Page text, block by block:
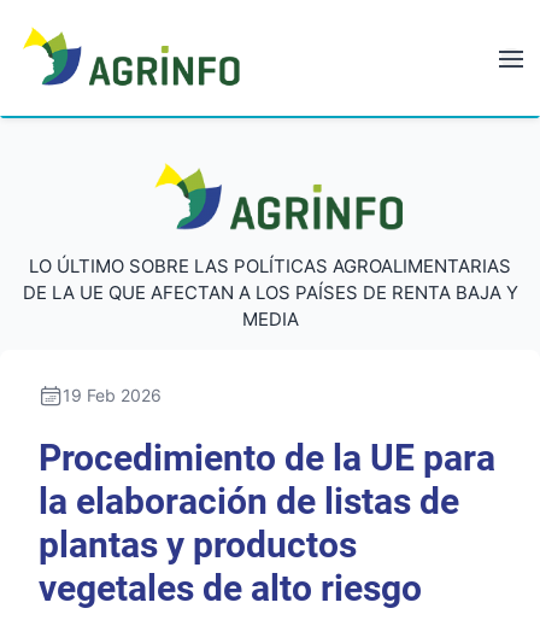
AGRINFO
LO ÚLTIMO SOBRE LAS POLÍTICAS AGROALIMENTARIAS
DE LA UE QUE AFECTAN A LOS PAÍSES DE RENTA BAJA Y
MEDIA
19 Feb 2026
Procedimiento de la UE para
la elaboración de listas de
plantas y productos
vegetales de alto riesgo